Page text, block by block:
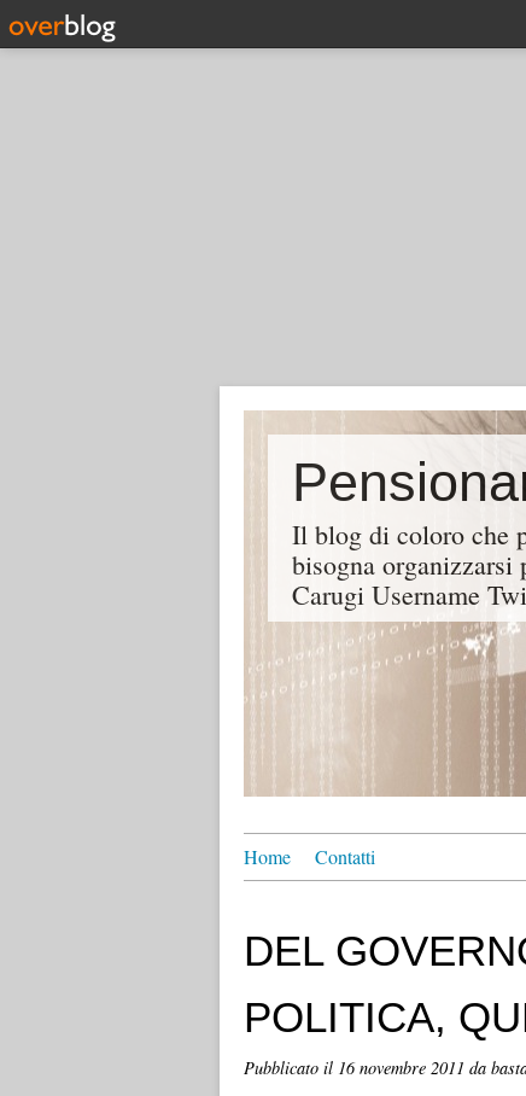
Il blog di coloro che
bisogna
Carugi Username
Home Contatti
DEL
POLITICA,
Pubblicato il 16 novembre 2011 da